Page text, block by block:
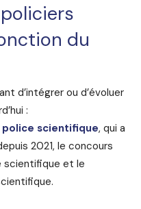
du
d’intégrer ou d’évoluer
:
scientifique, qui a
2021, le concours
scientifique et le